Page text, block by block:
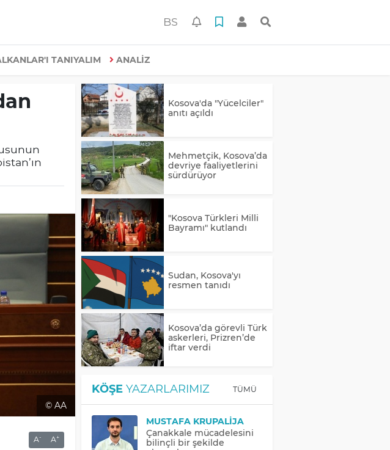
BS
TANIYALIM ANALİZ
© AA
A- A+
Kosova'da "Yücelciler"
anıtı açıldı
Mehmetçik, Kosova’da
devriye faaliyetlerini
sürdürüyor
"Kosova Türkleri Milli
Bayramı" kutlandı
Sudan, Kosova'yı
resmen tanıdı
Kosova’da görevli Türk
askerleri, Prizren’de
iftar verdi
KÖŞE YAZARLARIMIZ TÜMÜ
MUSTAFA KRUPALIJA
Çanakkale mücadelesini
bilinçli bir şekilde